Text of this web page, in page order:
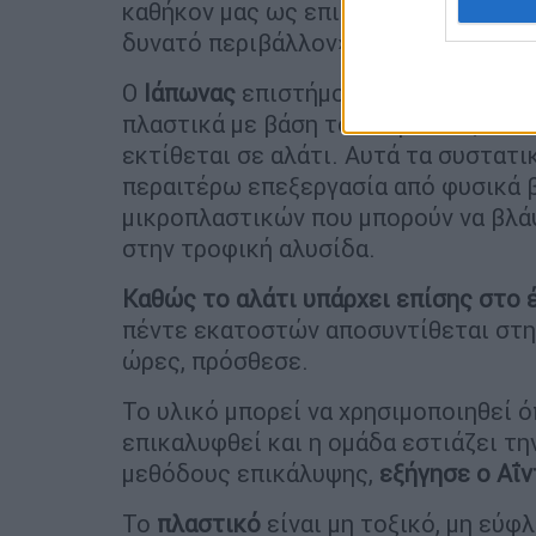
καθήκον μας ως επιστήμονες να
δυνατό περιβάλλον», δήλωσε ο
Ο Ιάπωνας επιστήμονας επεσήμανε
πλαστικά με βάση το πετρέλαιο,
εκτίθεται σε αλάτι. Αυτά τα
περαιτέρω επεξεργασία από φυσικά
μικροπλαστικών που μπορούν να
στην τροφική αλυσίδα.
Καθώς το αλάτι υπάρχει επίσης στο
πέντε εκατοστών αποσυντίθεται
ώρες, πρόσθεσε.
Το υλικό μπορεί να χρησιμοποιηθεί
επικαλυφθεί και η ομάδα εστιάζει
μεθόδους επικάλυψης, εξήγησε ο
Το πλαστικό είναι μη τοξικό, μη